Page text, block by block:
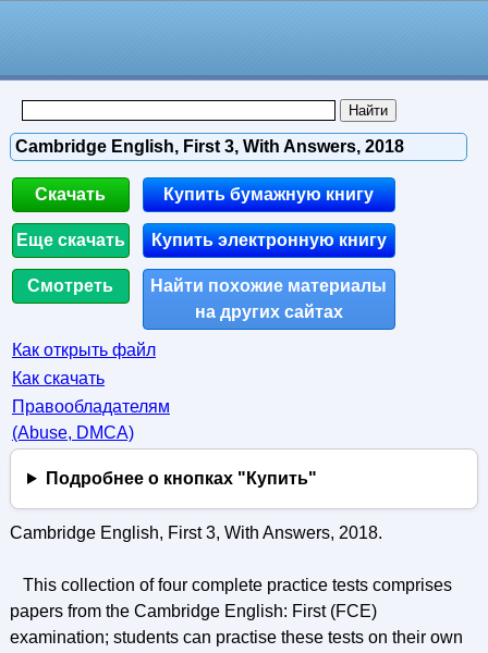
Cambridge English, First 3, With Answers, 2018
Скачать
Еще скачать
Смотреть
Купить бумажную книгу
Купить электронную книгу
Найти похожие материалы
на других сайтах
Как открыть файл
Как скачать
Правообладателям
(Abuse, DMСA)
Подробнее о кнопках "Купить"
Cambridge English, First 3, With Answers, 2018.
This collection of four complete practice tests comprises
papers from the Cambridge English: First (FCE)
examination; students can practise these tests on their own